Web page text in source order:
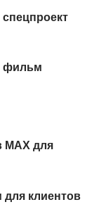
фильм
МАХ для
клиентов